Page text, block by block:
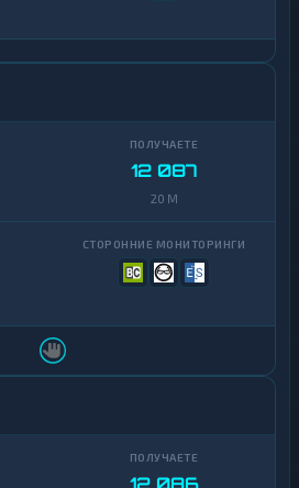
12 087
20 M
12 086